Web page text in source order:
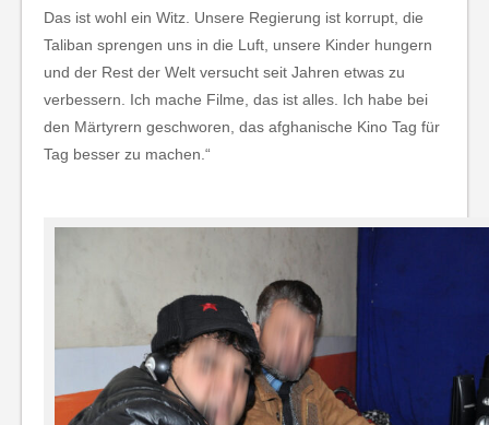
Das ist wohl ein Witz. Unsere Regierung ist korrupt, die
Taliban sprengen uns in die Luft, unsere Kinder hungern
und der Rest der Welt versucht seit Jahren etwas zu
verbessern. Ich mache Filme, das ist alles. Ich habe bei
den Märtyrern geschworen, das afghanische Kino Tag für
Tag besser zu machen.“